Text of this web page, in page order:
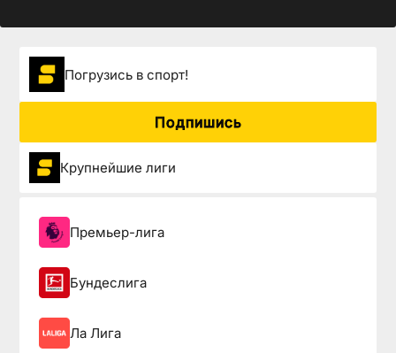
Погрузиcь в спорт!
Подпишись
Крупнейшие лиги
Премьер-лига
Бундеслига
Ла Лига